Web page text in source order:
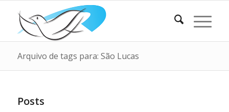
Arquivo de tags para: São Lucas
Posts